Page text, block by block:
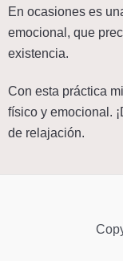
En ocasiones es
emocional, que
existencia.
Con esta práctica
físico y emocional.
de relajación.